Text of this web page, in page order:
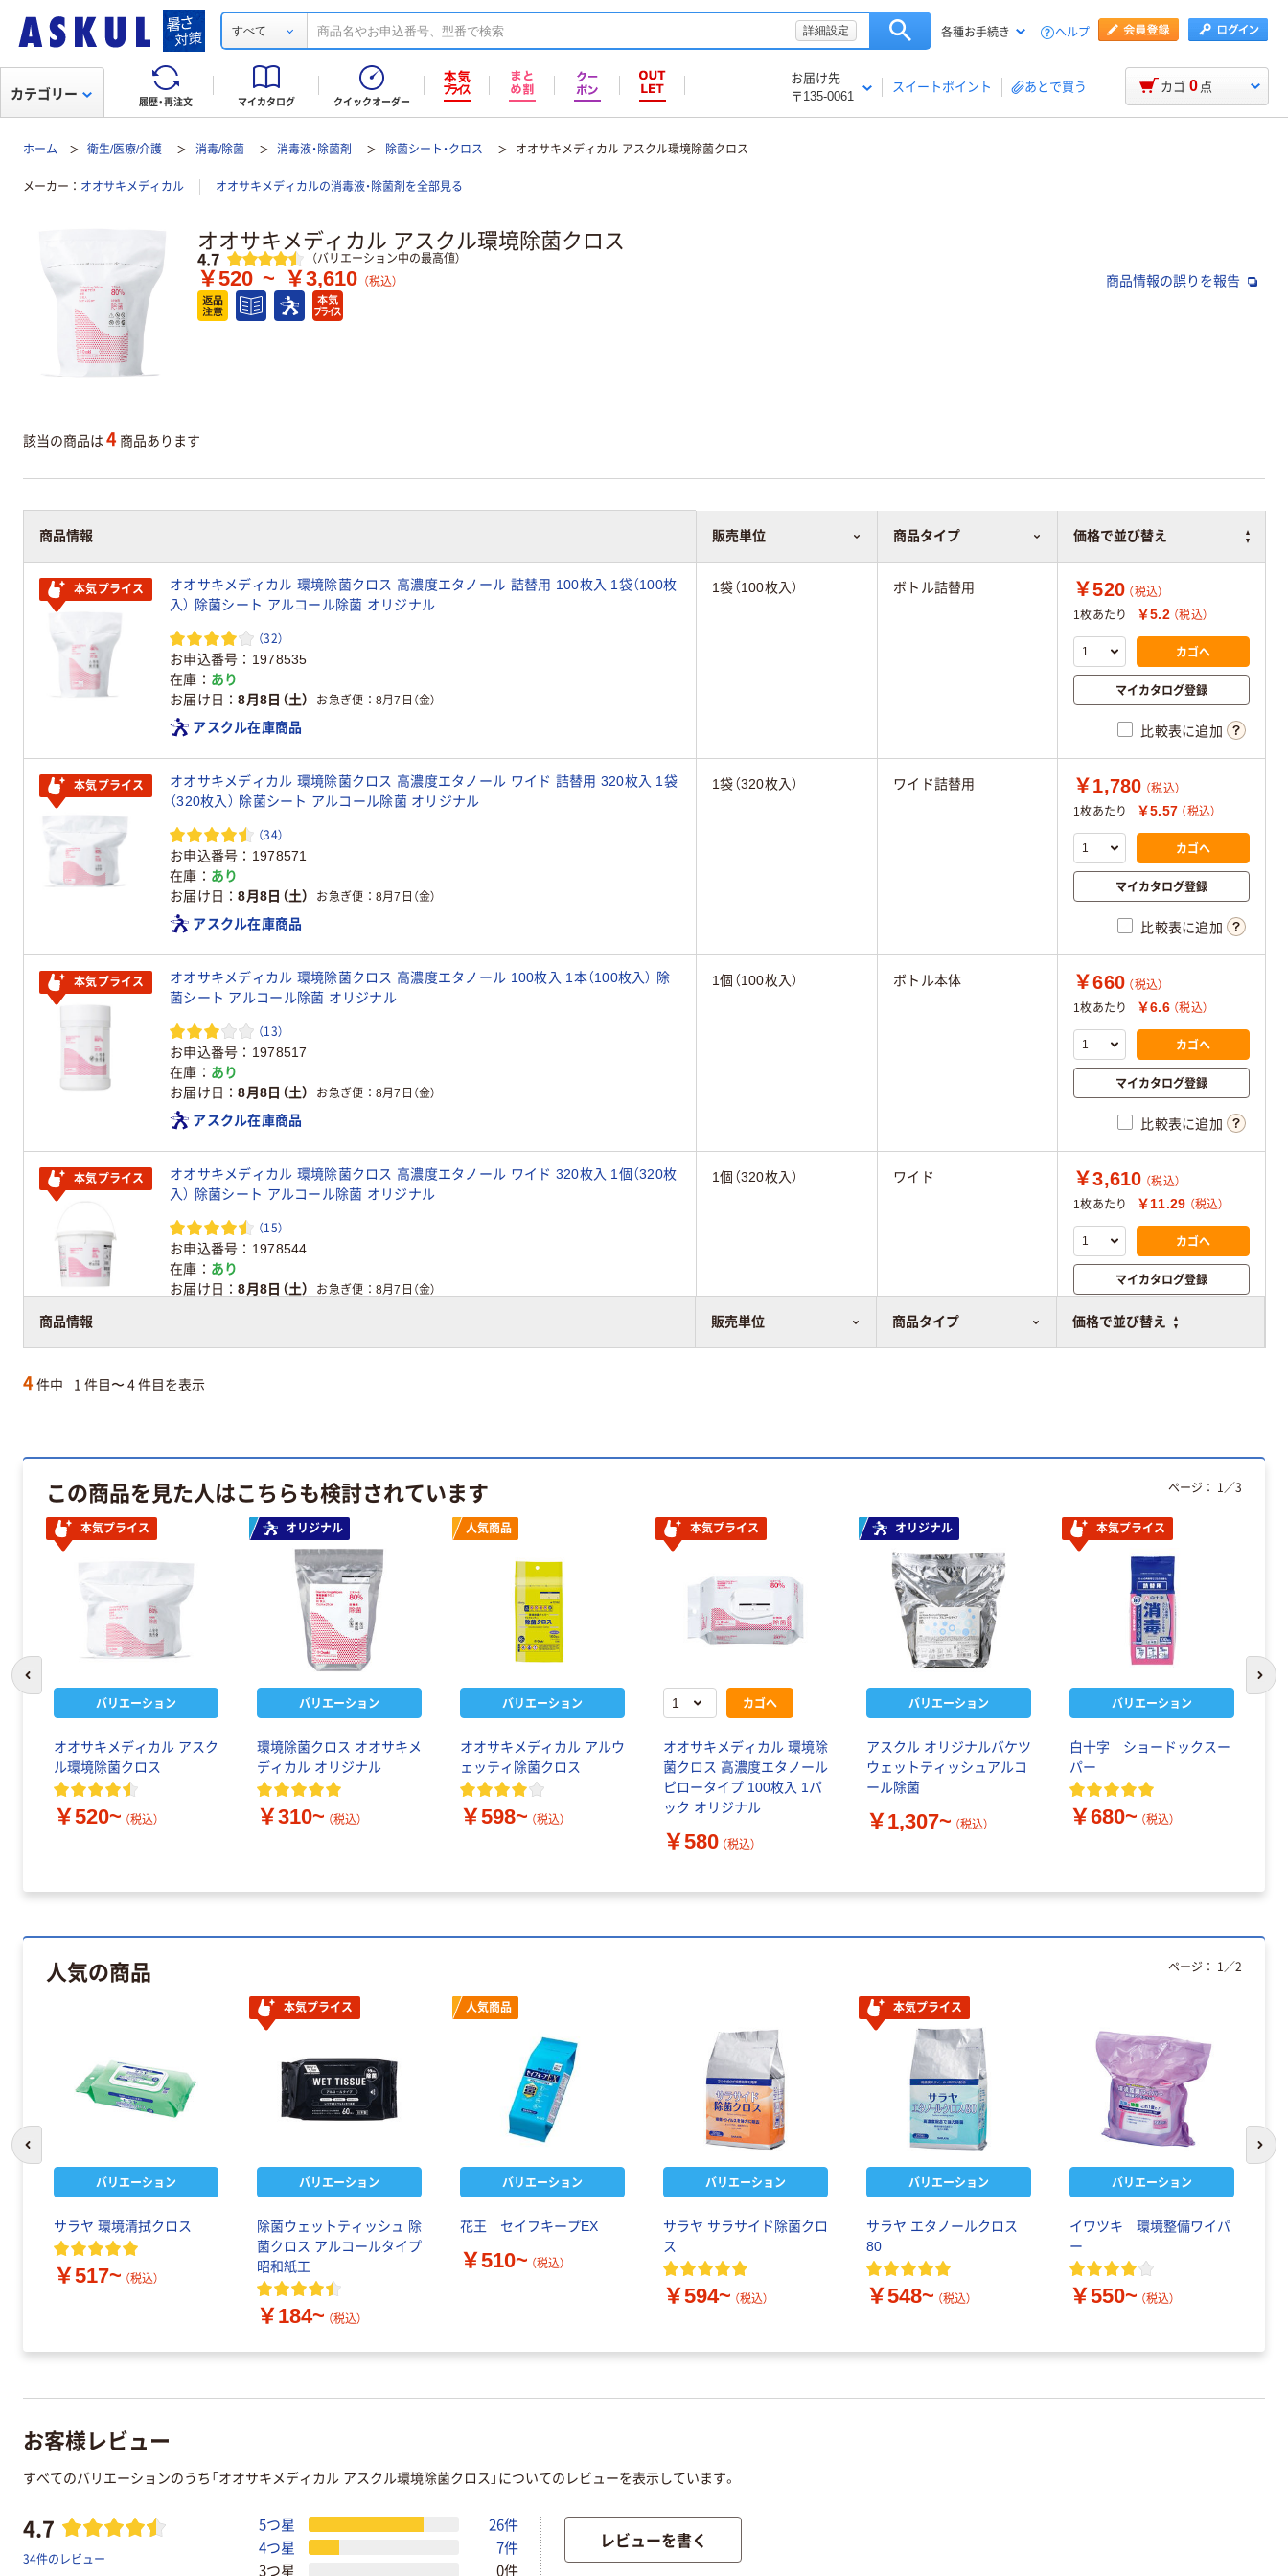
すべて 詳細設定 各種お手続き ヘルプ
履歴・再注文 マイカタログ クイックオーダー
お届け先
〒135-0061
スイートポイント あとで買う
カテゴリー カゴ 0 点
ホーム 衛生/医療/介護 消毒/除菌 消毒液・除菌剤 除菌シート・クロス オオサキメディカル アスクル環境除菌クロス
メーカー オオサキメディカル オオサキメディカルの消毒液・除菌剤を全部見る
オオサキメディカル アスクル環境除菌クロス
レビュー
4.7 （バリエーション中の最高値）
￥520 ~ ￥3,610 （税込） 商品情報の誤りを報告
該当の商品は 4 商品あります
商品情報 販売単位 商品タイプ 価格で並び替え
商品情報 販売単位 商品タイプ 価格で並び替え
本気プライス
オオサキメディカル 環境除菌クロス 高濃度エタノール 詰替用 100枚入 1袋（100枚
入） 除菌シート アルコール除菌 オリジナル
（32）
お申込番号
1978535
在庫
あり
お届け日
8月8日（土） お急ぎ便 8月7日（金）
アスクル在庫商品
1袋（100枚入） ボトル詰替用 ￥520 （税込）
1枚あたり
￥5.2 （税込）
カゴへ
マイカタログ登録
比較表に追加
本気プライス
オオサキメディカル 環境除菌クロス 高濃度エタノール ワイド 詰替用 320枚入 1袋
（320枚入） 除菌シート アルコール除菌 オリジナル
（34）
お申込番号
1978571
在庫
あり
お届け日
8月8日（土） お急ぎ便 8月7日（金）
アスクル在庫商品
1袋（320枚入） ワイド詰替用 ￥1,780 （税込）
1枚あたり
￥5.57 （税込）
カゴへ
マイカタログ登録
比較表に追加
本気プライス
オオサキメディカル 環境除菌クロス 高濃度エタノール 100枚入 1本（100枚入） 除
菌シート アルコール除菌 オリジナル
（13）
お申込番号
1978517
在庫
あり
お届け日
8月8日（土） お急ぎ便 8月7日（金）
アスクル在庫商品
1個（100枚入） ボトル本体 ￥660 （税込）
1枚あたり
￥6.6 （税込）
カゴへ
マイカタログ登録
比較表に追加
本気プライス
オオサキメディカル 環境除菌クロス 高濃度エタノール ワイド 320枚入 1個（320枚
入） 除菌シート アルコール除菌 オリジナル
（15）
お申込番号
1978544
在庫
あり
お届け日
8月8日（土） お急ぎ便 8月7日（金）
1個（320枚入） ワイド ￥3,610 （税込）
1枚あたり
￥11.29 （税込）
カゴへ
マイカタログ登録
比較表に追加
4 件中 1 件目〜 4 件目を表示
この商品を見た人はこちらも検討されています
本気プライス
バリエーション
オオサキメディカル アスク
ル環境除菌クロス
￥520~ （税込）
オリジナル
バリエーション
環境除菌クロス オオサキメ
ディカル オリジナル
￥310~ （税込）
人気商品
バリエーション
オオサキメディカル アルウ
ェッティ除菌クロス
￥598~ （税込）
本気プライス
カゴへ
オオサキメディカル 環境除
菌クロス 高濃度エタノール
ピロータイプ 100枚入 1パ
ック オリジナル
￥580 （税込）
オリジナル
バリエーション
アスクル オリジナルバケツ
ウェットティッシュアルコ
ール除菌
￥1,307~ （税込）
本気プライス
バリエーション
白十字 ショードックスー
パー
￥680~ （税込）
ページ： 1 ／3
前のスライドへ 次
人気の商品
バリエーション
サラヤ 環境清拭クロス
￥517~ （税込）
本気プライス
バリエーション
除菌ウェットティッシュ 除
菌クロス アルコールタイプ
昭和紙工
￥184~ （税込）
人気商品
バリエーション
花王 セイフキープEX
￥510~ （税込）
バリエーション
サラヤ サラサイド除菌クロ
ス
￥594~ （税込）
本気プライス
バリエーション
サラヤ エタノールクロス
80
￥548~ （税込）
バリエーション
イワツキ 環境整備ワイパ
ー
￥550~ （税込）
ページ： 1 ／2
次
お客様レビュー
すべてのバリエーションのうち「オオサキメディカル アスクル環境除菌クロス」についてのレビューを表示しています。
4.7
34件のレビュー
5つ星
26件
4つ星
7件
3つ星
0件
レビューを書く